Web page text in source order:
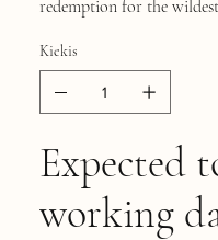
redemption for the
Kiekis
Expected
working